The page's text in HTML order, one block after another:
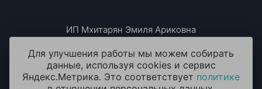
ИП Мхитарян Эмиля Ариковна
ИНН: 771385063807
ОГРН / ОГРНИП: 319508100076230
Для улучшения работы мы можем собирать
данные, используя cookies и сервис
Яндекс.Метрика. Это соответствует политике